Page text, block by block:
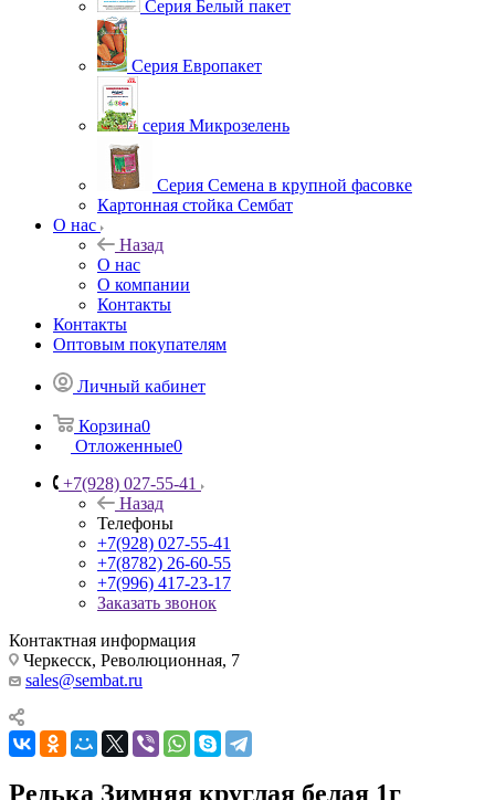
Серия Белый пакет
Серия Европакет
серия Микрозелень
Серия Семена в крупной фасовке
Картонная стойка Сембат
О нас
Назад
О нас
О компании
Контакты
Контакты
Оптовым покупателям
Личный кабинет
Корзина0
Отложенные0
+7(928) 027-55-41
Назад
Телефоны
+7(928) 027-55-41
+7(8782) 26-60-55
+7(996) 417-23-17
Заказать звонок
Контактная информация
Черкесск, Революционная, 7
sales@sembat.ru
Редька Зимняя круглая белая 1г